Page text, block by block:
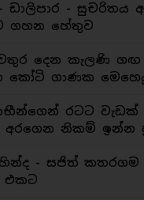
- සුචරිතය
ගහන හේතුව
දෙන කැලණි
කෝටි ගාණක
රටට
අරගෙන නිකම් ඉන්න
- සජිත් කතරගම
එකට